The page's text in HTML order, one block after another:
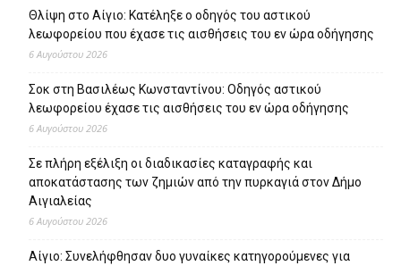
Θλίψη στο Αίγιο: Κατέληξε ο οδηγός του αστικού
λεωφορείου που έχασε τις αισθήσεις του εν ώρα οδήγησης
6 Αυγούστου 2026
Σοκ στη Βασιλέως Κωνσταντίνου: Οδηγός αστικού
λεωφορείου έχασε τις αισθήσεις του εν ώρα οδήγησης
6 Αυγούστου 2026
Σε πλήρη εξέλιξη οι διαδικασίες καταγραφής και
αποκατάστασης των ζημιών από την πυρκαγιά στον Δήμο
Αιγιαλείας
6 Αυγούστου 2026
Αίγιο: Συνελήφθησαν δυο γυναίκες κατηγορούμενες για